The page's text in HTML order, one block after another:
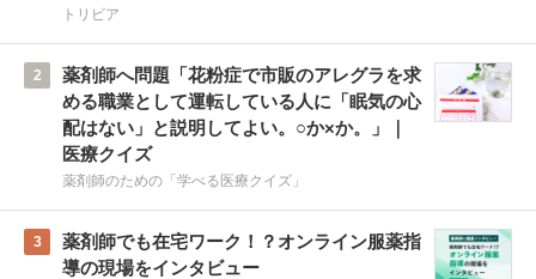
トリビア
2
薬剤師へ問題「花粉症で市販のアレグラを求
める職業として運転している人に「眠気の心
配はない」と説明してよい。○か×か。」｜
医療クイズ
薬剤師のための「学べる医療クイズ」
3
薬剤師でも在宅ワーク！？オンライン服薬指
導の現場をインタビュー